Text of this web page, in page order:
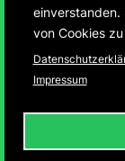
DIE
einverstanden.
von Cookies
Impressum